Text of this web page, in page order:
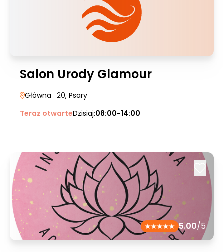
Salon Urody Glamour
Główna | 20, Psary
Teraz otwarteDzisiaj:08:00-14:00
5.00/5